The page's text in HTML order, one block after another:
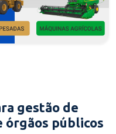
gestão de
públicos